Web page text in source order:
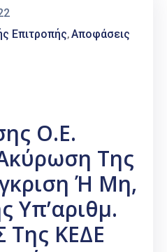
Επιτροπής‚Αποφάσεις
Ο.Ε.
Της
Ή Μη,
Υπ’αριθμ.
Της ΚΕΔΕ